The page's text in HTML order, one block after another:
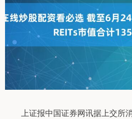
上证报中国证券网讯据上交所